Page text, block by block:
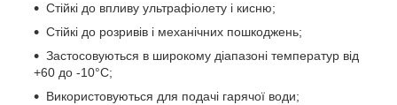
Стійкі до впливу ультрафіолету і кисню;
Стійкі до розривів і механічних пошкоджень;
Застосовуються в широкому діапазоні температур від
+60 до -10°C;
Використовуються для подачі гарячої води;